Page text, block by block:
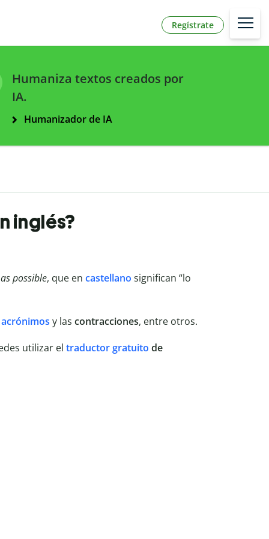
Regístrate
Humaniza textos creados por
IA.
Humanizador de IA
inglés?
possible, que en castellano significan “lo
acrónimos y las contracciones, entre otros.
utilizar el traductor gratuito de